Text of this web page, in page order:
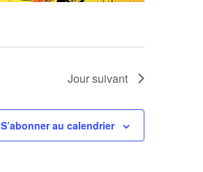
Jour suivant
S’abonner au calendrier